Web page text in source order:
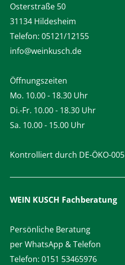
Osterstraße 50
31134 Hildesheim
Telefon: 05121/12155
info@weinkusch.de
Öffnungszeiten
Mo. 10.00 - 18.30 Uhr
Di.-Fr. 10.00 - 18.30 Uhr
Sa. 10.00 - 15.00 Uhr
Kontrolliert durch DE-ÖKO-005
WEIN KUSCH Fachberatung
Persönliche Beratung
per WhatsApp & Telefon
Telefon: 0151 53465976